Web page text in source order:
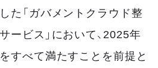
た「ガバメントクラウド整
ービス」において、2025年
すべて満たすことを前提と